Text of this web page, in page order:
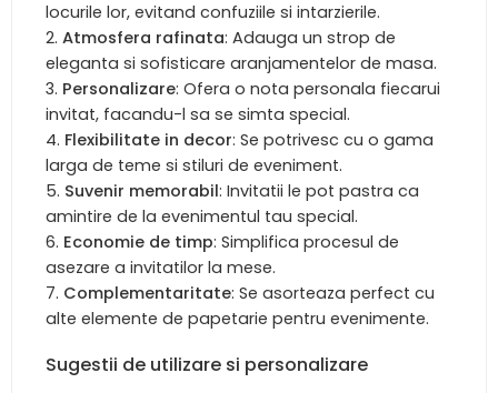
locurile lor, evitand confuziile si intarzierile.
Atmosfera rafinata: Adauga un strop de
eleganta si sofisticare aranjamentelor de masa.
Personalizare: Ofera o nota personala fiecarui
invitat, facandu-l sa se simta special.
Flexibilitate in decor: Se potrivesc cu o gama
larga de teme si stiluri de eveniment.
Suvenir memorabil: Invitatii le pot pastra ca
amintire de la evenimentul tau special.
Economie de timp: Simplifica procesul de
asezare a invitatilor la mese.
Complementaritate: Se asorteaza perfect cu
alte elemente de papetarie pentru evenimente.
Sugestii de utilizare si personalizare